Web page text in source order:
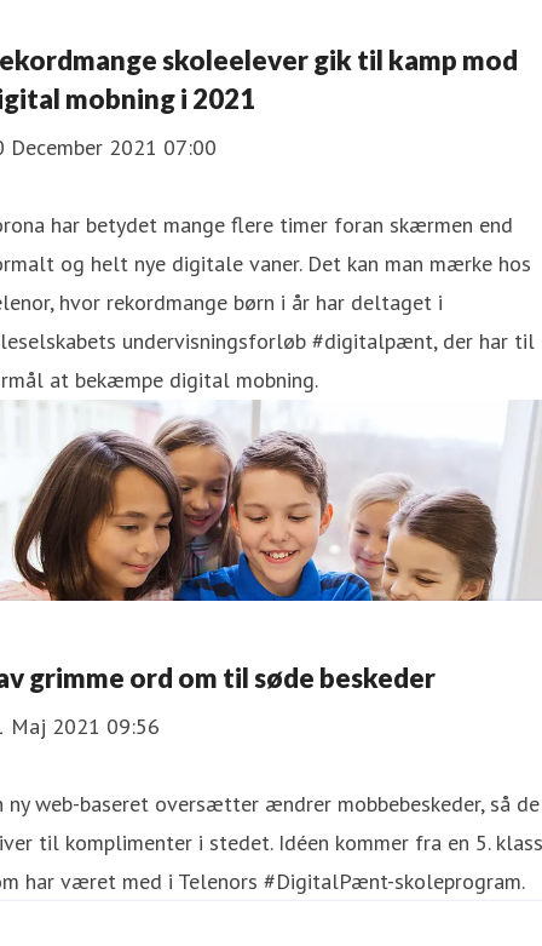
skoleelever gik til kamp mod
mobning i 2021
December 2021 07:00
har betydet mange flere timer foran skærmen end
og helt nye digitale vaner. Det kan man mærke hos
hvor rekordmange børn i år har deltaget i
undervisningsforløb #digitalpænt, der har til
at bekæmpe digital mobning.
grimme ord om til søde beskeder
Maj 2021 09:56
ny web-baseret oversætter ændrer mobbebeskeder, så de
til komplimenter i stedet. Idéen kommer fra en 5.
har været med i Telenors #DigitalPænt-skoleprogram.